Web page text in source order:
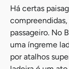
Há certas
passageiro. No
uma íngreme
por atalhos